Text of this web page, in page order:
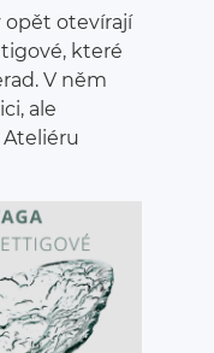
opět otevírají
které
V něm
ale